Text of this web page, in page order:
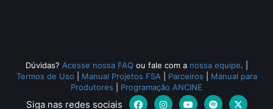
Dúvidas? Acesse nossa FAQ ou fale com a nossa equipe.
Termos de Uso
Manual Projetos FSA Parceiros
Manual para
Produtores
Programação ANCINE
Siga nas redes sociais